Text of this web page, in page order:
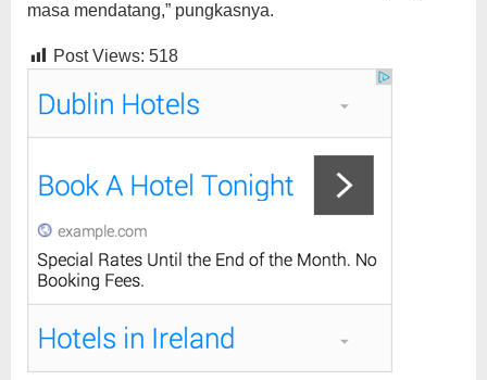
masa mendatang,” pungkasnya.
Post Views: 518